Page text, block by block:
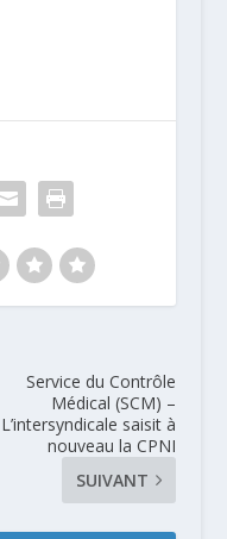
Service du Contrôle
Médical (SCM) –
L’intersyndicale saisit à
nouveau la CPNI
SUIVANT